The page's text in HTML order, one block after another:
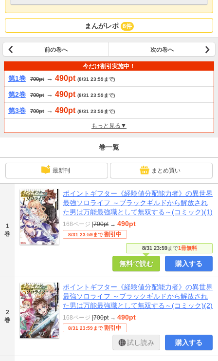
まんがレポ 6件
前の巻へ 次の巻へ
今だけ割引実施中！
第1巻 700pt → 490pt (8/31 23:59まで)
第2巻 700pt → 490pt (8/31 23:59まで)
第3巻 700pt → 490pt (8/31 23:59まで)
もっと見る▼
巻一覧
最新刊 まとめ買い
1
巻
ポイントギフター《経験値分配能力者》の異世界
最強ソロライフ ～ブラックギルドから解放され
た男は万能最強職として無双する～(コミック)(1)
8/31 23:59まで1冊無料
168ページ |700pt → 490pt
8/31 23:59まで 割引中
無料で読む 購入する
2
巻
ポイントギフター《経験値分配能力者》の異世界
最強ソロライフ ～ブラックギルドから解放され
た男は万能最強職として無双する～(コミック)(2)
168ページ |700pt → 490pt
8/31 23:59まで 割引中
試し読み 購入する